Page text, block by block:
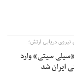
نیروی دریایی ارتش؛
سیتی» وارد
ایران شد